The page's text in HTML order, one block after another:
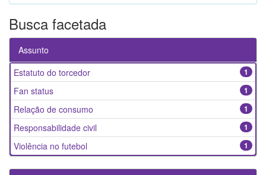
Busca facetada
Assunto
1
Estatuto do torcedor
1
Fan status
1
Relação de consumo
1
Responsabilidade civil
1
Violência no futebol